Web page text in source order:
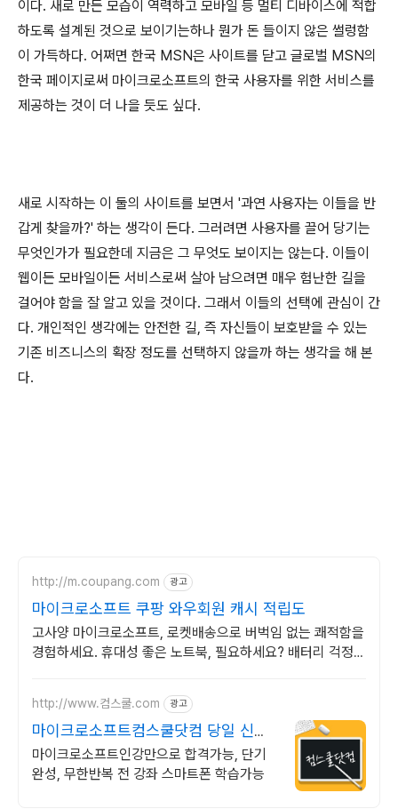
이다. 새로 만든 모습이 역력하고 모바일 등 멀티 디바이스에 적합
하도록 설계된 것으로 보이기는하나 뭔가 돈 들이지 않은 썰렁함
이 가득하다. 어쩌면 한국 MSN은 사이트를 닫고 글로벌 MSN의
한국 페이지로써 마이크로소프트의 한국 사용자를 위한 서비스를
제공하는 것이 더 나을 듯도 싶다.
새로 시작하는 이 둘의 사이트를 보면서 '과연 사용자는 이들을 반
갑게 찾을까?' 하는 생각이 든다. 그러려면 사용자를 끌어 당기는
무엇인가가 필요한데 지금은 그 무엇도 보이지는 않는다. 이들이
웹이든 모바일이든 서비스로써 살아 남으려면 매우 험난한 길을
걸어야 함을 잘 알고 있을 것이다. 그래서 이들의 선택에 관심이 간
다. 개인적인 생각에는 안전한 길, 즉 자신들이 보호받을 수 있는
기존 비즈니스의 확장 정도를 선택하지 않을까 하는 생각을 해 본
다.
http://m.coupang.com 광고
마이크로소프트 쿠팡 와우회원 캐시 적립도
고사양 마이크로소프트, 로켓배송으로 버벅임 없는 쾌적함을
경험하세요. 휴대성 좋은 노트북, 필요하세요? 배터리 걱정
http://www.컴스쿨.com 광고
마이크로소프트컴스쿨닷컴 당일 신청
&결제시 기프티콘!
마이크로소프트인강만으로 합격가능, 단기
완성, 무한반복 전 강좌 스마트폰 학습가능